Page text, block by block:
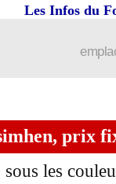
Les Infos du
prix
les
choix de
partir
non !
ses comptes